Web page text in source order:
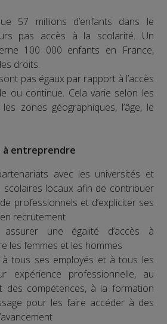
57 millions d’enfants dans le
pas accès à la scolarité. Un
100 000 enfants en France,
droits.
pas égaux par rapport à l’accès
ou continue. Cela varie selon les
zones géographiques, l’âge, le
à entreprendre
avec les universités et
scolaires locaux afin de contribuer
professionnels et d’expliciter ses
recrutement
une égalité d’accès à
les femmes et les hommes
tous ses employés et à tous les
expérience professionnelle, au
des compétences, à la formation
pour les faire accéder à des